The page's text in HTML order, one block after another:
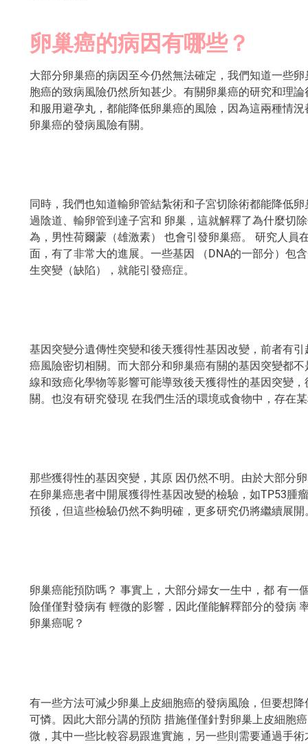
卵巢癌的病因有哪些？
大部分卵巢癌的病因至今仍然無法確定，我們知道一些
胞癌的致病風險仍然所知甚少。有關卵巢癌的研究和理
和服用避孕丸，都能降低卵巢癌的風險，因為這兩種情
卵巢癌的發病風險有關。
同時，我們也知道輸卵管結紮術和子宮切除術都能降低
過陰道、輸卵管到達子宮和 卵巢，這就解釋了為什麼切
為，男性荷爾蒙（雄激素） 也會引發卵巢癌。 研究人員
面，有了非常大的進展。一些基因 （DNA的一部分）包
生突變（缺陷），就能引發癌症。
基因突變分遺傳性突變和後天獲得性基因改變，前者有
癌風險密切相關。而大部分和卵巢癌有關的基因突變都
線和致癌化學物等影響可能導致後天獲得性的基因突變
關。也沒有研究發現 在我們生活的環境或食物中，存在
那些獲得性的基因突變，其原 因仍然不明。由於大部分
在卵巢癌患者中開展獲得性基因改變的檢驗，如TP53腫
預後，但這些檢驗仍然不夠明確，更多研究仍將繼續展開
卵巢癌能預防嗎？ 事實上，大部分婦女一生中，都 有
險僅僅對發病有 輕微的影響，因此僅能解釋部分的發病
卵巢癌呢？
有一些方法可減少卵巢上皮細胞癌的發病風險，但要想
可憐。因此大部分講的預防 措施僅僅針對卵巢上皮細胞
微，其中一些比較容易跟進實施，另一些則需要通過手